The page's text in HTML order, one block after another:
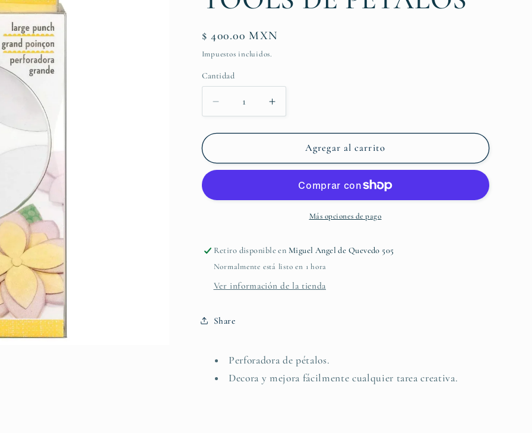
ó
Precio
habitual
$ 400.00 MXN
Impuestos incluidos.
Cantidad
Reducir
cantidad
para
EK
PÉTALOS
Aumentar
cantidad
para
PERFORADORA
EK
PÉTALOS
Agregar al carrito
Más opciones de pago
Retiro disponible en Miguel Angel de Quevedo 505
Normalmente está listo en 1 hora
Ver información de la tienda
Share
Perforadora de pétalos.
Decora y mejora fácilmente cualquier tarea creativa.